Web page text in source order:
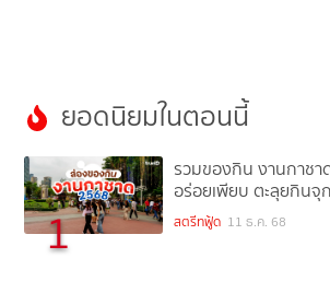
ยอดนิยมในตอนนี้
1
รวมของกิน งานกาชา
อร่อยเพียบ ตะลุยกิน
สตรีทฟู้ด 11 ธ.ค. 68